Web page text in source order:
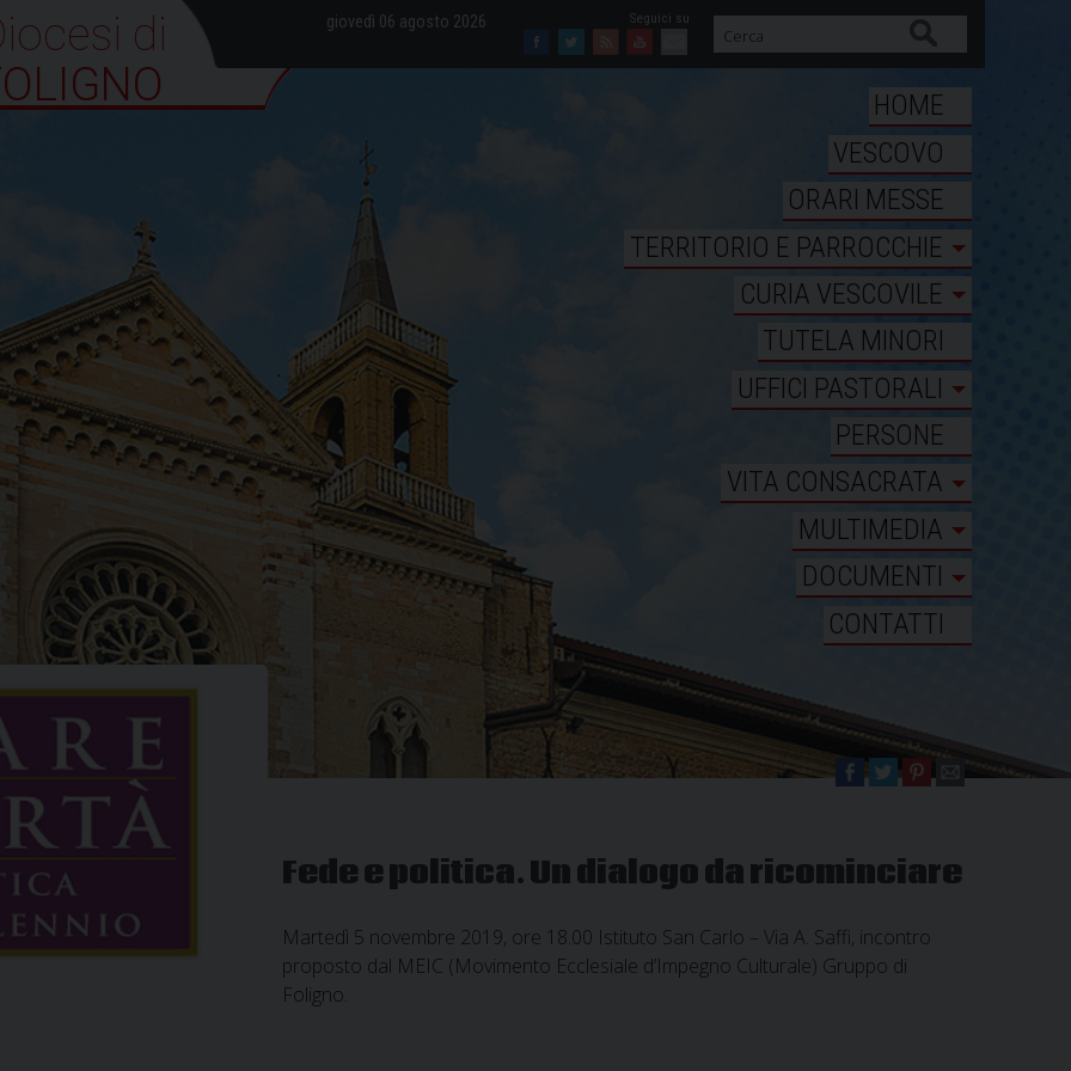
giovedì 06 agosto 2026
Facebook
Twitter
FeedYoutube
Mail
di Foligno
HOME
VESCOVO
ORARI MESSE
TERRITORIO E PARROCCHIE
CURIA VESCOVILE
TUTELA MINORI
UFFICI PASTORALI
PERSONE
VITA CONSACRATA
MULTIMEDIA
DOCUMENTI
CONTATTI
Fede e politica. Un dialogo da ricominciare
Martedì 5 novembre 2019, ore 18.00 Istituto San Carlo – Via A. Saffi, incontro
proposto dal MEIC (Movimento Ecclesiale d’Impegno Culturale) Gruppo di
Foligno.